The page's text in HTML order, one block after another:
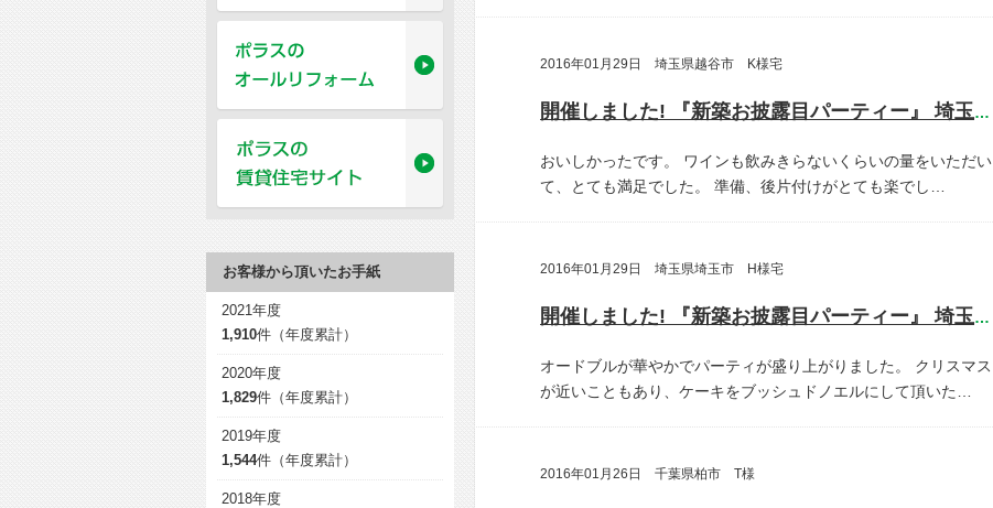
2016年01月29日 埼玉県越谷市 K様宅
開催しました! 『新築お披露目パーティー』 埼玉県越谷市 K様宅
おいしかったです。
ワインも飲みきらないくらいの量をいただい
て、とても満足でした。
準備、後片付けがとても楽でし…
2016年01月29日 埼玉県埼玉市 H様宅
開催しました! 『新築お披露目パーティー』 埼玉県埼玉市 H様宅
オードブルが華やかでパーティが盛り上がりました。
クリスマス
が近いこともあり、ケーキをブッシュドノエルにして頂いた…
2016年01月26日 千葉県柏市 T様
お客様から頂いたお手紙
2021年度
1,910件（年度累計）
2020年度
1,829件（年度累計）
2019年度
1,544件（年度累計）
2018年度